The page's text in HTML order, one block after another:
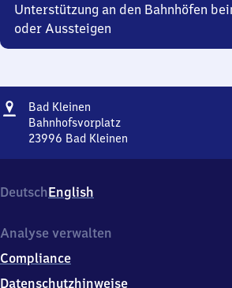
Unterstützung an den Bahnhöfen
oder Aussteigen
Adresse
Bad Kleinen
d
Kleinen
Bahnhofsvorplatz
23996 Bad Kleinen
Kleinen,
Bahnhofsvorplatz,
3
9
6
DeutschEnglish
Analyse verwalten
Compliance
Datenschutzhinweise